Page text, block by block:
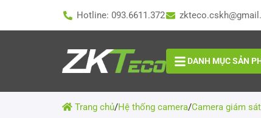
Hotline: 093.6611.372
DANH MỤC SẢN
Trang chủ/Hệ thống camera/Camera giám sát